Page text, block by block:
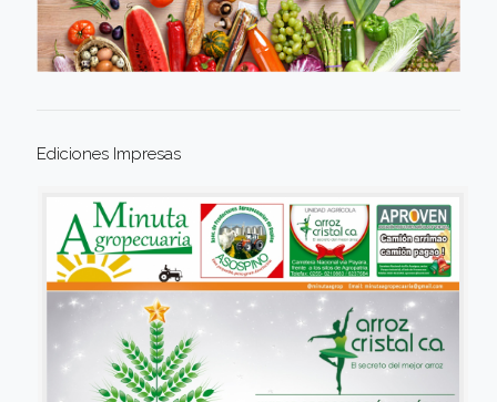
Ediciones Impresas